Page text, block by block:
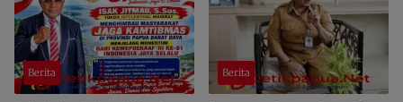
Berita Berita